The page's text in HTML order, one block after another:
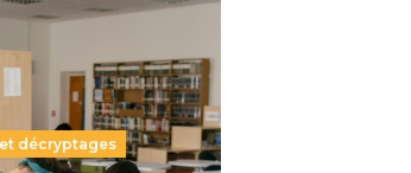
décryptages